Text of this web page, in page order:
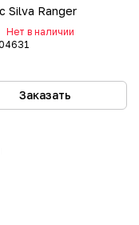
Silva Ranger
Нет в наличии
Заказать